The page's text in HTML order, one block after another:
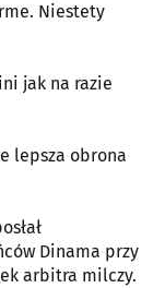
Niestety
jak na razie
lepsza obrona
Dinama przy
arbitra milczy.